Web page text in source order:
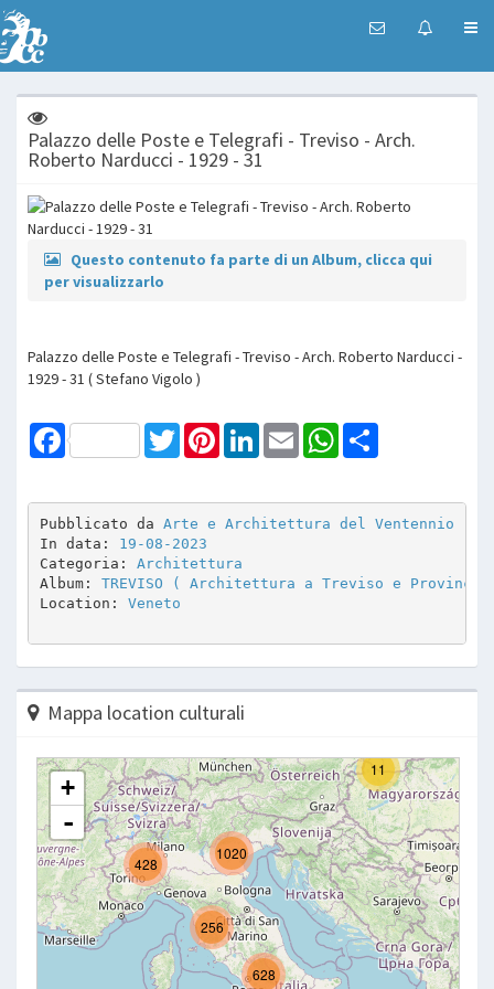
Palazzo delle Poste e Telegrafi - Treviso - Arch.
Roberto Narducci - 1929 - 31
Questo contenuto fa parte di un Album, clicca qui
per visualizzarlo
Palazzo delle Poste e Telegrafi - Treviso - Arch. Roberto Narducci -
1929 - 31 ( Stefano Vigolo )
Facebook TwitterPinterestLinkedInEmail WhatsApp
Pubblicato da Arte e Architettura del Ventennio
In data: 19-08-2023
Categoria: Architettura
Album: TREVISO ( Architettura a Treviso e
Location: Veneto
Mappa location culturali